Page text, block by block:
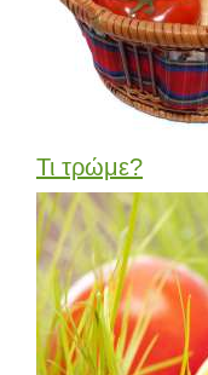
Τι τρώμε?